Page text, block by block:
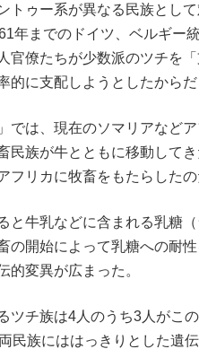
トゥー系が異なる民族とし
年までのドイツ、ベルギー
官僚たちが少数派のツチを
的に支配しようとしたからだ
では、現在のソマリアなど
民族が牛とともに移動して
フリカに牧畜をもたらしたの
と牛乳などに含まれる乳糖
の開始によって乳糖への耐
的変異が広まった。
ツチ族は4人のうち3人がこ
民族にははっきりとした遺